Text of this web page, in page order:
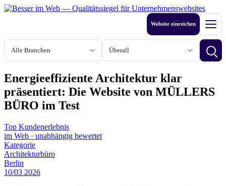
Zum
Branche
Stadt oder Region
Website einreichen Menü
Energieeffiziente Architektur klar
präsentiert: Die Website von MÜLLERS
BÜRO im Test
Top Kundenerlebnis
im Web · unabhängig bewertet
Kategorie
Architekturbüro
Berlin
10/03 2026